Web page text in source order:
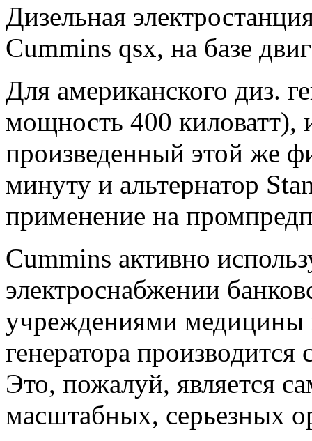
Дизельная
Cummins qsx, на базе
Для американского диз.
мощность 400 киловатт),
произведенный этой же
минуту и альтернатор
применение на
Cummins активно
электроснабжении
учреждениями медицины
генератора
Это, пожалуй, является
масштабных, серьезных